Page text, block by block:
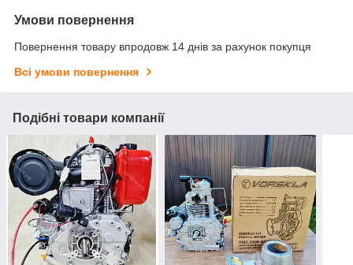
Умови повернення
Повернення товару впродовж 14 днів за рахунок покупця
Всі умови повернення
Подібні товари компанії